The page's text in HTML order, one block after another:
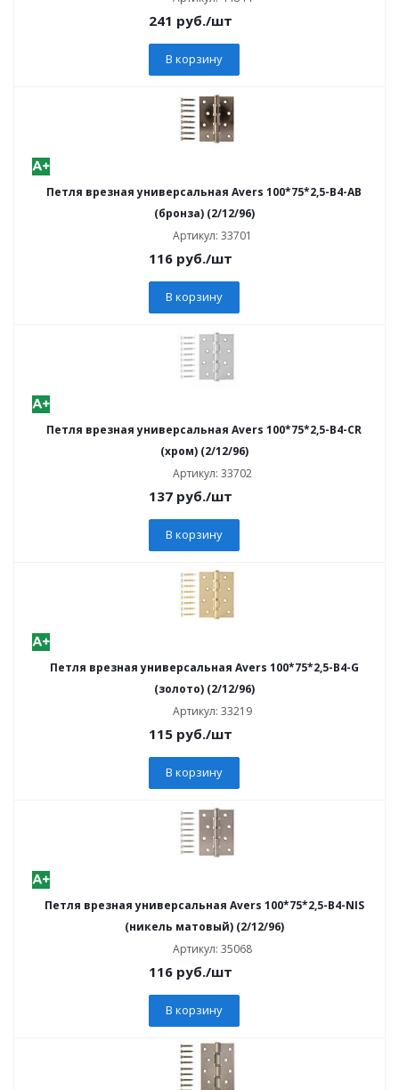
241 руб./шт
В корзину
Петля врезная универсальная Avers 100*75*2,5-B4-AB
(бронза) (2/12/96)
Артикул: 33701
116 руб./шт
В корзину
Петля врезная универсальная Avers 100*75*2,5-B4-CR
(хром) (2/12/96)
Артикул: 33702
137 руб./шт
В корзину
Петля врезная универсальная Avers 100*75*2,5-B4-G
(золото) (2/12/96)
Артикул: 33219
115 руб./шт
В корзину
Петля врезная универсальная Avers 100*75*2,5-B4-NIS
(никель матовый) (2/12/96)
Артикул: 35068
116 руб./шт
В корзину